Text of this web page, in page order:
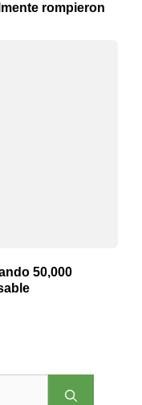
rompieron
50,000